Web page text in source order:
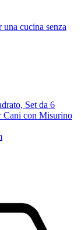
cucina senza
Set da 6
Cani con Misurino